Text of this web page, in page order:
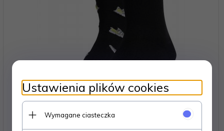
Skarpety adidas Run X Ultraboost Shoe Love Graphic
2PP IC1286 czarny 37-39
Ustawienia plików cookies
Wymagane ciasteczka